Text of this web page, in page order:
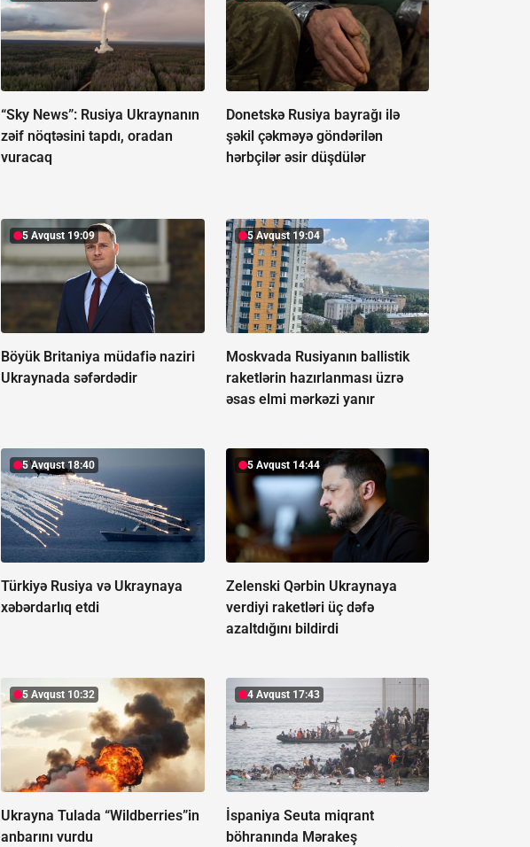
“Sky News”: Rusiya Ukraynanın
zəif nöqtəsini tapdı, oradan
vuracaq
Donetskə Rusiya bayrağı ilə
şəkil çəkməyə göndərilən
hərbçilər əsir düşdülər
5 Avqust 19:09
Böyük Britaniya müdafiə naziri
Ukraynada səfərdədir
5 Avqust 19:04
Moskvada Rusiyanın ballistik
raketlərin hazırlanması üzrə
əsas elmi mərkəzi yanır
5 Avqust 18:40
Türkiyə Rusiya və Ukraynaya
xəbərdarlıq etdi
5 Avqust 14:44
Zelenski Qərbin Ukraynaya
verdiyi raketləri üç dəfə
azaltdığını bildirdi
5 Avqust 10:32
Ukrayna Tulada “Wildberries”in
anbarını vurdu
4 Avqust 17:43
İspaniya Seuta miqrant
böhranında Mərakeş